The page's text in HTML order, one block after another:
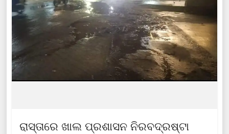
ରାସ୍ତାରେ ଖାଲ ପ୍ରଶାସନ ନିରବଦ୍ରଷ୍ଟା